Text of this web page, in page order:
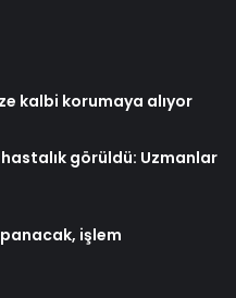
kalbi korumaya alıyor
hastalık görüldü: Uzmanlar
işlem